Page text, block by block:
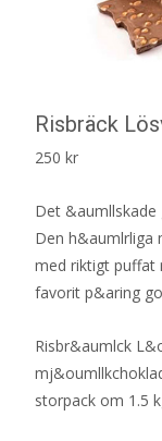
Risbräck
250 kr
Det
Den h&aumlrliga
med riktigt puffat
favorit p&aring
Risbr&aumlck
storpack om 1.5